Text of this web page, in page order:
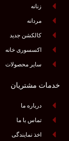
زنانه
مردانه
کالکشن جدید
اکسسوری خانه
سایر محصولات
خدمات مشتریان
درباره ما
تماس با ما
اخذ نمایندگی